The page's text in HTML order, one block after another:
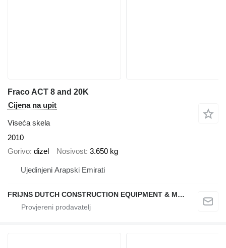
Fraco ACT 8 and 20K
Cijena na upit
Viseća skela
2010
Gorivo dizel Nosivost 3.650 kg
Ujedinjeni Arapski Emirati
FRIJNS DUTCH CONSTRUCTION EQUIPMENT & MACHINERY RENTAL L.L.C